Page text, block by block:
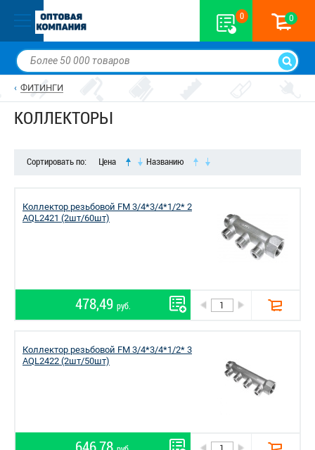
0 0
ФИТИНГИ
КОЛЛЕКТОРЫ
Сортировать по: Цена Названию
Коллектор резьбовой FM 3/4*3/4*1/2* 2
AQL2421 (2шт/60шт)
478,49 руб.
Коллектор резьбовой FM 3/4*3/4*1/2* 3
AQL2422 (2шт/50шт)